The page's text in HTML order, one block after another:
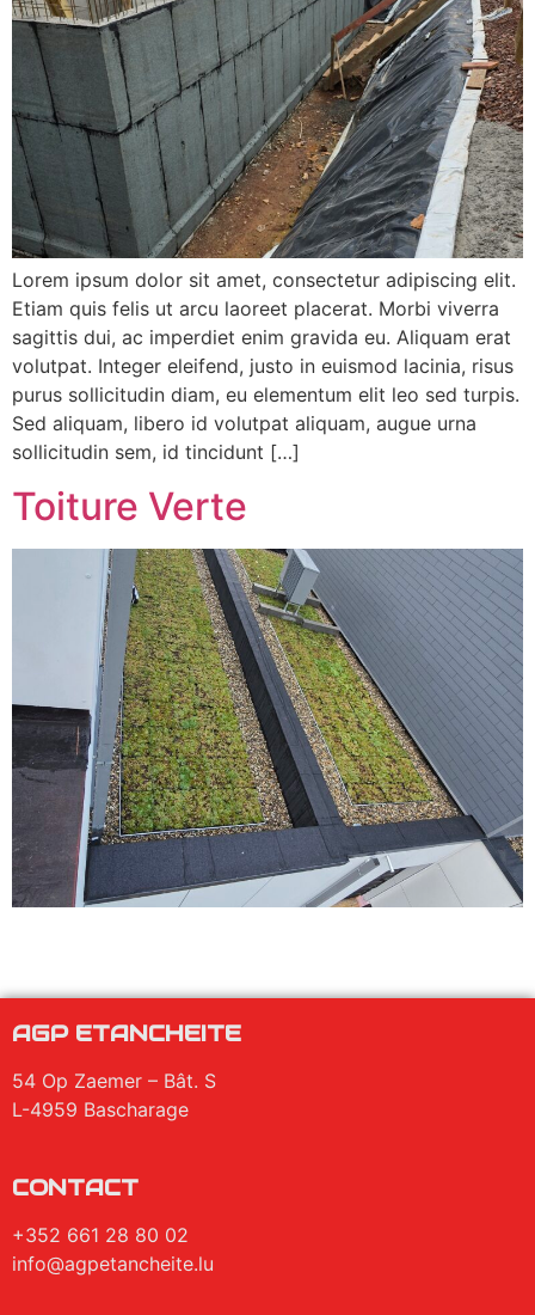
Lorem ipsum dolor sit amet, consectetur adipiscing elit.
Etiam quis felis ut arcu laoreet placerat. Morbi viverra
sagittis dui, ac imperdiet enim gravida eu. Aliquam erat
volutpat. Integer eleifend, justo in euismod lacinia, risus
purus sollicitudin diam, eu elementum elit leo sed turpis.
Sed aliquam, libero id volutpat aliquam, augue urna
sollicitudin sem, id tincidunt […]
Toiture Verte
AGP ETANCHEITE
54 Op Zaemer – Bât. S
L-4959 Bascharage
CONTACT
+352 661 28 80 02
info@agpetancheite.lu